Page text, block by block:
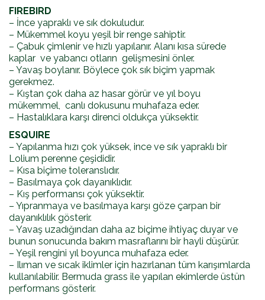
FIREBIRD
– İnce yapraklı ve sık dokuludur.
– Mükemmel koyu yeşil bir renge sahiptir.
– Çabuk çimlenir ve hızlı yapılanır. Alanı kısa sürede
kaplar ve yabancı otların gelişmesini önler.
– Yavaş boylanır. Böylece çok sık biçim yapmak
gerekmez.
– Kıştan çok daha az hasar görür ve yıl boyu
mükemmel, canlı dokusunu muhafaza eder.
– Hastalıklara karşı direnci oldukça yüksektir.
ESQUIRE
– Yapılanma hızı çok yüksek, ince ve sık yapraklı bir
Lolium perenne çeşididir.
– Kısa biçime toleranslıdır.
– Basılmaya çok dayanıklıdır.
– Kış performansı çok yüksektir.
– Yıpranmaya ve basılmaya karşı göze çarpan bir
dayanıklılık gösterir.
– Yavaş uzadığından daha az biçime ihtiyaç duyar ve
bunun sonucunda bakım masraflarını bir hayli düşürür.
– Yeşil rengini yıl boyunca muhafaza eder.
– Ilıman ve sıcak iklimler için hazırlanan tüm karışımlarda
kullanılabilir. Bermuda grass ile yapılan ekimlerde üstün
performans gösterir.